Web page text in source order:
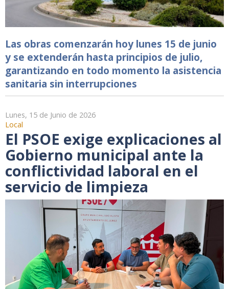
Las obras comenzarán hoy lunes 15 de junio
y se extenderán hasta principios de julio,
garantizando en todo momento la asistencia
sanitaria sin interrupciones
Lunes, 15 de Junio de 2026
Local
El PSOE exige explicaciones al
Gobierno municipal ante la
conflictividad laboral en el
servicio de limpieza